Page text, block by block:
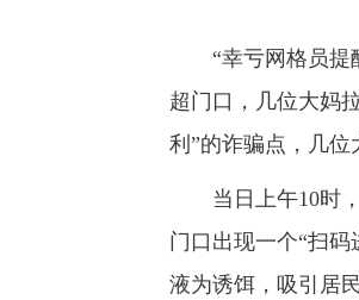
“幸亏网格员提醒
超门口，几位大妈
利”的诈骗点，几位
当日上午10时，
门口出现一个“扫
液为诱饵，吸引居